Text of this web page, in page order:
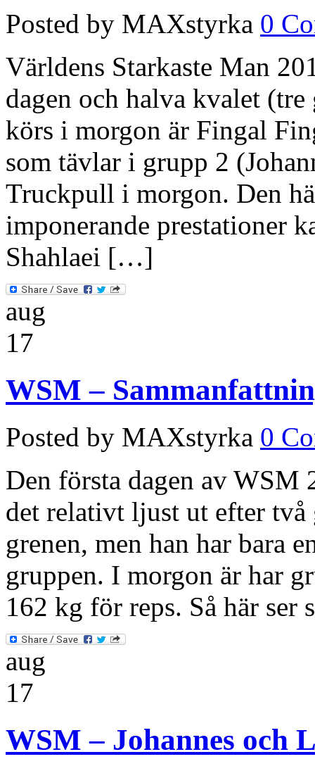
Posted by MAXstyrka 0
Världens Starkaste Man
dagen och halva kvalet
körs i morgon är Fingal
som tävlar i grupp 2
Truckpull i morgon. Den
imponerande prestationer
Shahlaei […]
aug
17
WSM –
Posted by MAXstyrka 0
Den första dagen av WSM
det relativt ljust ut efter två
grenen, men han har bara
gruppen. I morgon är har
162 kg för reps. Så här
aug
17
WSM – Johannes och